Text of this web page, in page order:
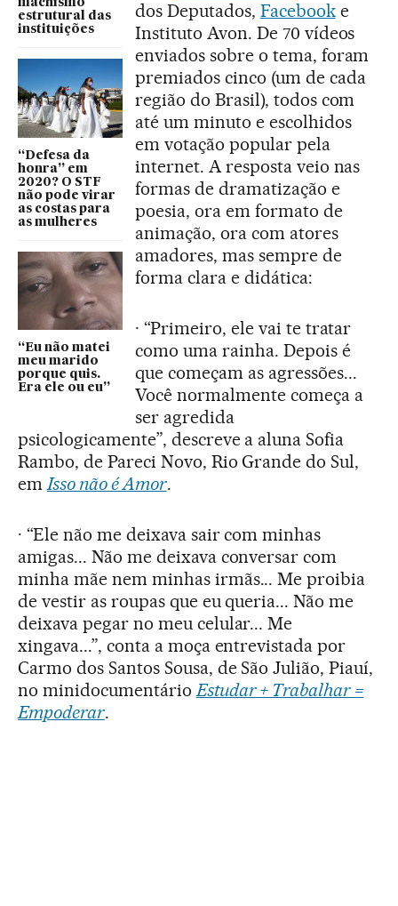
machismo
estrutural das
instituições
“Defesa da
honra” em
2020? O STF
não pode virar
as costas para
as mulheres
“Eu não matei
meu marido
porque quis.
Era ele ou eu”
dos Deputados, Facebooke
Instituto Avon. De 70 vídeos
enviados sobre o tema, foram
premiados cinco (um de cada
região do Brasil), todos com
até um minuto e escolhidos
em votação popular pela
internet. A resposta veio nas
formas de dramatização e
poesia, ora em formato de
animação, ora com atores
amadores, mas sempre de
forma clara e didática:
· “Primeiro, ele vai te tratar
como uma rainha. Depois é
que começam as agressões...
Você normalmente começa a
ser agredida
psicologicamente”, descreve a aluna Sofia
Rambo, de Pareci Novo, Rio Grande do Sul,
em Isso não é Amor.
· “Ele não me deixava sair com minhas
amigas... Não me deixava conversar com
minha mãe nem minhas irmãs... Me proibia
de vestir as roupas que eu queria... Não me
deixava pegar no meu celular... Me
xingava...”, conta a moça entrevistada por
Carmo dos Santos Sousa, de São Julião, Piauí,
no minidocumentário Estudar + Trabalhar =
Empoderar.